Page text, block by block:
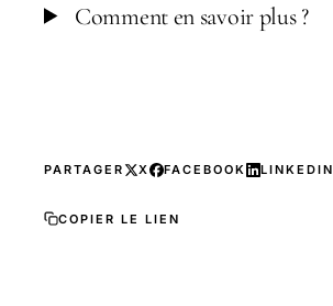
Comment en savoir plus ?
PARTAGER X FACEBOOK LINKEDIN
COPIER LE LIEN